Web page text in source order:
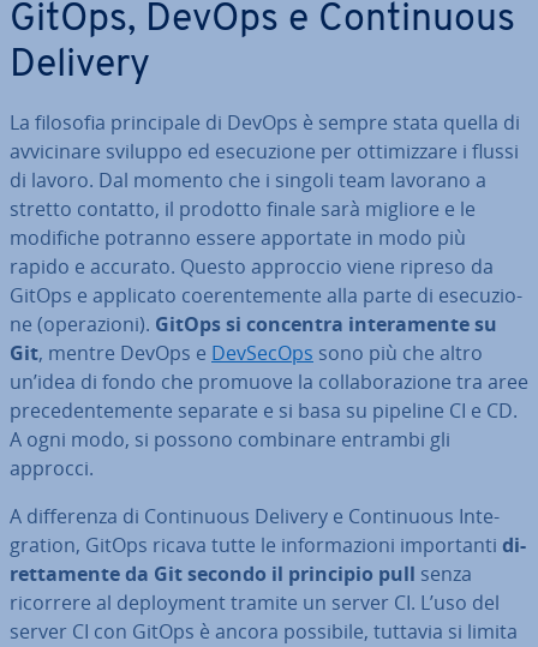
GitOps, DevOps e Con­ti­nuous
Delivery
La filosofia prin­ci­pa­le di DevOps è sempre stata quella di
av­vi­ci­na­re sviluppo ed ese­cu­zio­ne per ot­ti­miz­za­re i flussi
di lavoro. Dal momento che i singoli team lavorano a
stretto contatto, il prodotto finale sarà migliore e le
modifiche potranno essere apportate in modo più
rapido e accurato. Questo approccio viene ripreso da
GitOps e applicato coe­ren­te­men­te alla parte di ese­cu­zio­
ne (ope­ra­zio­ni). GitOps si concentra in­te­ra­men­te su
Git, mentre DevOps e DevSecOps sono più che altro
un’idea di fondo che promuove la col­la­bo­ra­zio­ne tra aree
pre­ce­den­te­men­te separate e si basa su pipeline CI e CD.
A ogni modo, si possono combinare entrambi gli
approcci.
A dif­fe­ren­za di Con­ti­nuous Delivery e Con­ti­nuous In­te­
gra­tion, GitOps ricava tutte le in­for­ma­zio­ni im­por­tan­ti di­
ret­ta­men­te da Git secondo il principio pull senza
ricorrere al de­ploy­ment tramite un server CI. L’uso del
server CI con GitOps è ancora possibile, tuttavia si limita